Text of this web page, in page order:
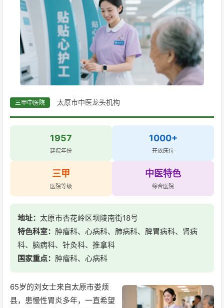
三甲中医院 太原市中医龙头机构
1957
建院年份
1000+
开放床位
三甲
医院等级
中医特色
综合医院
地址： 太原市杏花岭区坝陵南街18号
特色科室： 肿瘤科、心病科、肺病科、脾胃病科、肾病
科、脑病科、针灸科、推拿科
国家重点： 肿瘤科、心病科
65岁的刘女士来自太原市娄烦
县，患慢性胃炎多年，一直希望